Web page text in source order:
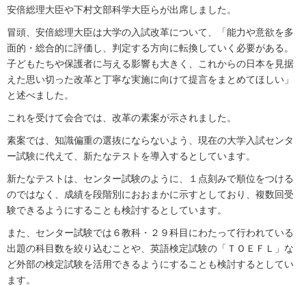
安倍総理大臣や下村文部科学大臣らが出席しました。
冒頭、安倍総理大臣は大学の入試改革について、「能力や意欲を多
面的・総合的に評価し、判定する方向に転換していく必要がある。
子どもたちや保護者に与える影響も大きく、これからの日本を見据
えた思い切った改革と丁寧な実施に向けて提言をまとめてほしい」
と述べました。
これを受けて会合では、改革の素案が示されました。
素案では、知識偏重の選抜にならないよう、現在の大学入試センタ
ー試験に代えて、新たなテストを導入するとしています。
新たなテストは、センター試験のように、１点刻みで順位をつける
のではなく、成績を段階別におおまかに示すとしており、複数回受
験できるようにすることも検討するとしています。
また、センター試験では６教科・２９科目にわたって行われている
出題の科目数を絞り込むことや、英語検定試験の「ＴＯＥＦＬ」な
ど外部の検定試験を活用できるようにすることも検討するとしてい
ます。